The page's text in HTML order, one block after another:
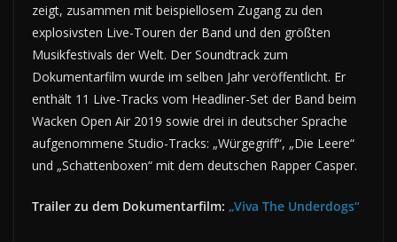
zeigt, zusammen mit beispiellosem Zugang zu den
explosivsten Live-Touren der Band und den größten
Musikfestivals der Welt. Der Soundtrack zum
Dokumentarfilm wurde im selben Jahr veröffentlicht. Er
enthält 11 Live-Tracks vom Headliner-Set der Band beim
Wacken Open Air 2019 sowie drei in deutscher Sprache
aufgenommene Studio-Tracks: „Würgegriff“, „Die Leere“
und „Schattenboxen“ mit dem deutschen Rapper Casper.
Trailer zu dem Dokumentarfilm: „Viva The Underdogs“